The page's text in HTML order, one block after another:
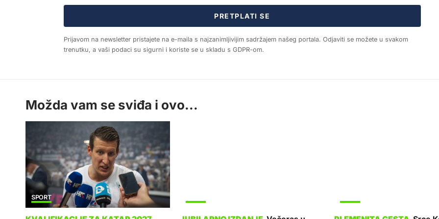
PRETPLATI SE
Prijavom na newsletter pristajete na e-maila s najzanimljivijim sadržajem našeg portala. Odjaviti se možete u svakom
trenutku, a vaši podaci su sigurni i koriste se u skladu s GDPR-om.
Možda vam se sviđa i ovo...
SPORT